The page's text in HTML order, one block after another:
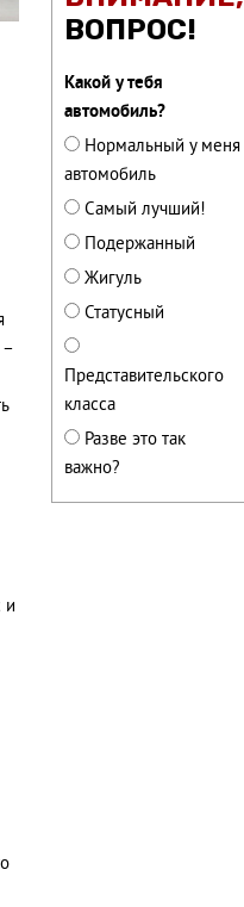
ВОПРОС!
Какой у тебя
автомобиль?
Нормальный у меня
автомобиль
Самый лучший!
Подержанный
Жигуль
Статусный
Представительского
класса
Разве это так
важно?
–
и